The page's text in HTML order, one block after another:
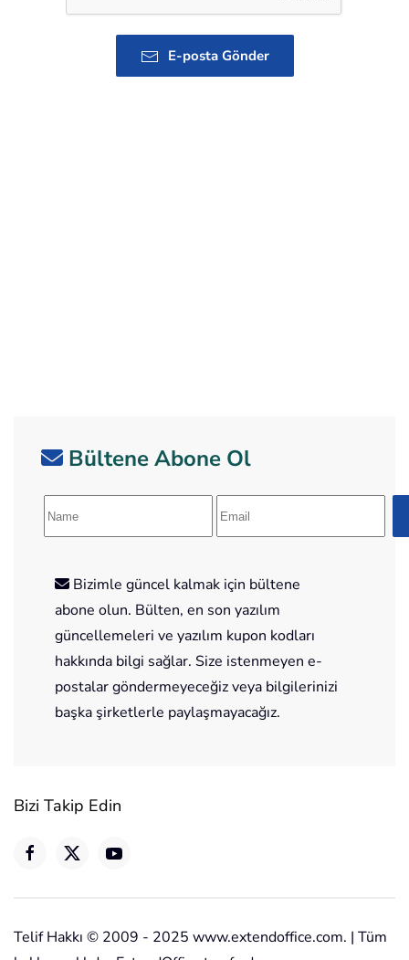
E-posta Gönder
Bültene Abone Ol
Bizimle güncel kalmak için bültene
abone olun. Bülten, en son yazılım
güncellemeleri ve yazılım kupon kodları
hakkında bilgi sağlar. Size istenmeyen e-
postalar göndermeyeceğiz veya bilgilerinizi
başka şirketlerle paylaşmayacağız.
Bizi Takip Edin
Telif Hakkı © 2009 - 2025 www.extendoffice.com. | Tüm